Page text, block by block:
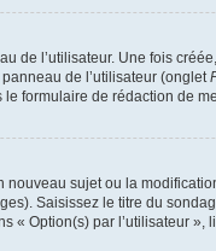
de l’utilisateur. Une fois
de l’utilisateur (onglet
le formulaire de rédaction de
sujet ou la
Saisissez le titre du
« Option(s) par l’utilisateur